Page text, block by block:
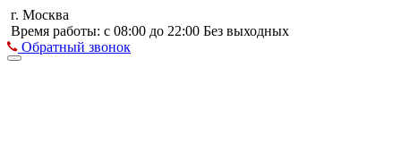
г. Москва
Время работы: с 08:00 до 22:00 Без выходных
Обратный звонок